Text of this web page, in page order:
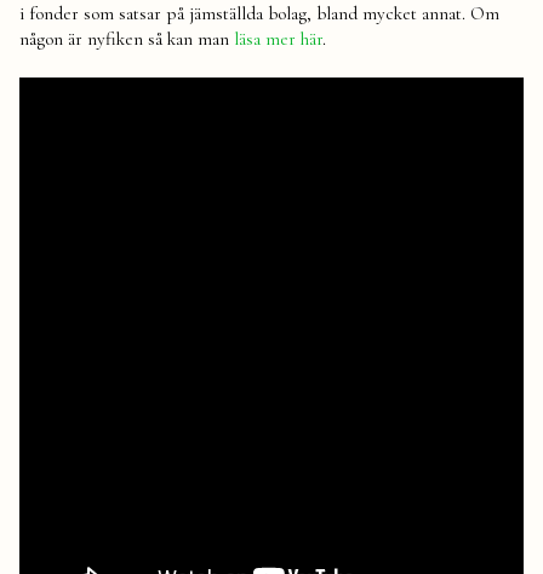
i fonder som satsar på jämställda bolag, bland mycket annat. Om
någon är nyfiken så kan man läsa mer här.